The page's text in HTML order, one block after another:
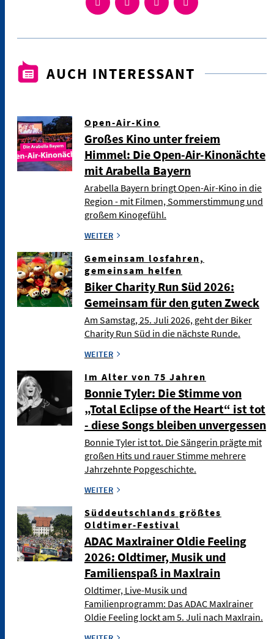
AUCH INTERESSANT
Open-Air-Kino
Großes Kino unter freiem
Himmel: Die Open-Air-Kinonächte
mit Arabella Bayern
Arabella Bayern bringt Open-Air-Kino in die
Region - mit Filmen, Sommerstimmung und
großem Kinogefühl.
WEITER
Gemeinsam losfahren,
gemeinsam helfen
Biker Charity Run Süd 2026:
Gemeinsam für den guten Zweck
Am Samstag, 25. Juli 2026, geht der Biker
Charity Run Süd in die nächste Runde.
WEITER
Im Alter von 75 Jahren
Bonnie Tyler: Die Stimme von
„Total Eclipse of the Heart“ ist tot
- diese Songs bleiben unvergessen
Bonnie Tyler ist tot. Die Sängerin prägte mit
großen Hits und rauer Stimme mehrere
Jahrzehnte Popgeschichte.
WEITER
Süddeutschlands größtes
Oldtimer-Festival
ADAC Maxlrainer Oldie Feeling
2026: Oldtimer, Musik und
Familienspaß in Maxlrain
Oldtimer, Live-Musik und
Familienprogramm: Das ADAC Maxlrainer
Oldie Feeling lockt am 5. Juli nach Maxlrain.